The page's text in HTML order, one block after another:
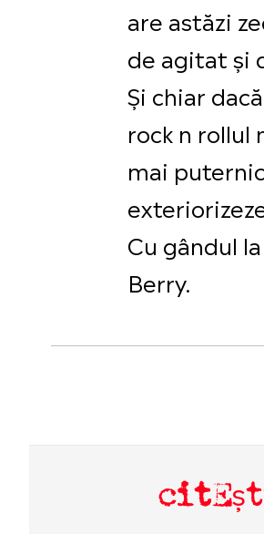
are astăzi
de agitat și
Și chiar
rock n rollul
mai
Cu gândul
Berry.